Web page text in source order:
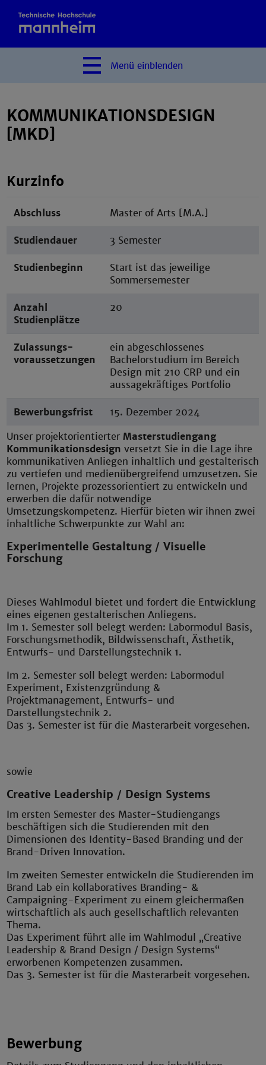
Menü einblenden
KOMMUNIKATIONSDESIGN
[MKD]
Kurzinfo
Abschluss Master of Arts [M.A.]
Studiendauer 3 Semester
Studienbeginn
Start ist das jeweilige
Sommersemester
Anzahl
Studienplätze
20
Zulassungs-
voraussetzungen
ein abgeschlossenes
Bachelorstudium im Bereich
Design mit 210 CRP und ein
aussagekräftiges Portfolio
Bewerbungsfrist
15. Dezember 2024
Unser projektorientierterMasterstudiengang
Kommunikationsdesignversetzt Sie in die Lage ihre
kommunikativen Anliegen inhaltlich und gestalterisch
zu vertiefen und medienübergreifend umzusetzen. Sie
lernen, Projekte prozessorientiert zu entwickeln und
erwerben die dafür notwendige
Umsetzungskompetenz. Hierfür bieten wir ihnen zwei
inhaltliche Schwerpunkte zur Wahl an:
Experimentelle Gestaltung / Visuelle
Forschung
Dieses Wahlmodul bietet und fordert die Entwicklung
eines eigenen gestalterischen Anliegens.
Im 1. Semester soll belegt werden: Labormodul Basis,
Forschungsmethodik, Bildwissenschaft, Ästhetik,
Entwurfs- und Darstellungstechnik 1.
Im 2. Semester soll belegt werden: Labormodul
Experiment, Existenzgründung &
Projektmanagement, Entwurfs- und
Darstellungstechnik 2.
Das 3. Semester ist für die Masterarbeit vorgesehen.
sowie
Creative Leadership / Design Systems
Im ersten Semester des Master-Studiengangs
beschäftigen sich die Studierenden mit den
Dimensionen des Identity-Based Branding und der
Brand-Driven Innovation.
Im zweiten Semester entwickeln die Studierenden im
Brand Lab ein kollaboratives Branding- &
Campaigning-Experiment zu einem gleichermaßen
wirtschaftlich als auch gesellschaftlich relevanten
Thema.
Das Experiment führt alle im Wahlmodul „Creative
Leadership & Brand Design / Design Systems“
erworbenen Kompetenzen zusammen.
Das 3. Semester ist für die Masterarbeit vorgesehen.
Bewerbung